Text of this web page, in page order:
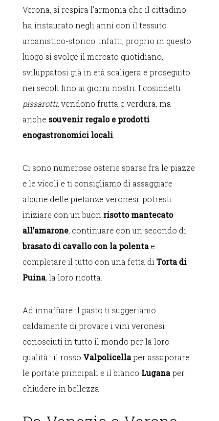
Verona, si respira l’armonia che il cittadino
ha instaurato negli anni con il tessuto
urbanistico-storico: infatti, proprio in questo
luogo si svolge il mercato quotidiano,
sviluppatosi già in età scaligera e proseguito
nei secoli fino ai giorni nostri. I cosiddetti
pissarotti, vendono frutta e verdura, ma
anche souvenir regalo e prodotti
enogastronomici locali.
Ci sono numerose osterie sparse fra le piazze
e le vicoli e ti consigliamo di assaggiare
alcune delle pietanze veronesi: potresti
iniziare con un buon risotto mantecato
all’amarone, continuare con un secondo di
brasato di cavallo con la polentae
completare il tutto con una fetta diTorta di
Puina, la loro ricotta.
Ad innaffiare il pasto ti suggeriamo
caldamente di provare i vini veronesi
conosciuti in tutto il mondo per la loro
qualità : il rosso Valpolicellaper assaporare
le portate principali e il bianco Luganaper
chiudere in bellezza.